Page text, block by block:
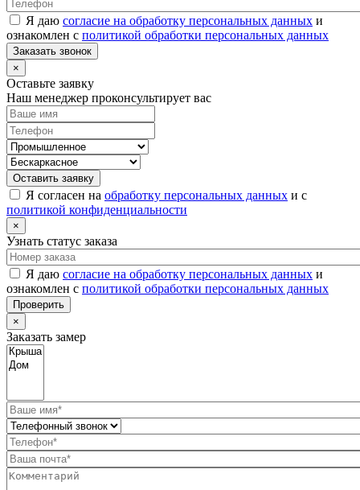
Я даю согласие на обработку персональных данных и
ознакомлен с политикой обработки персональных данных
Заказать звонок
×
Оставьте заявку
Наш менеджер проконсультирует вас
Оставить заявку
Я согласен на обработку персональных данных и с
политикой конфиденциальности
×
Узнать статус заказа
Я даю согласие на обработку персональных данных и
ознакомлен с политикой обработки персональных данных
Проверить
×
Заказать замер